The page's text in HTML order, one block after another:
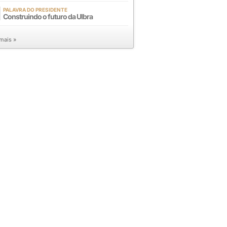
PALAVRA DO PRESIDENTE
Construindo o futuro da Ulbra
»